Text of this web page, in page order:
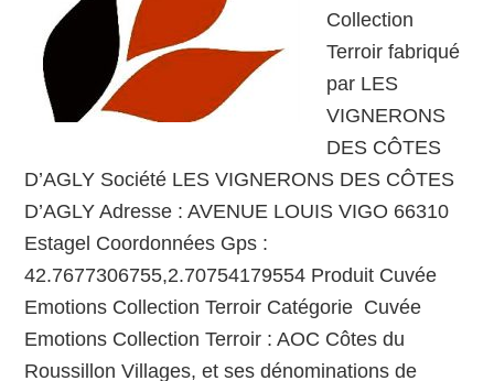
Collection
Terroir fabriqué
par LES
VIGNERONS
DES CÔTES
D’AGLY Société LES VIGNERONS DES CÔTES
D’AGLY Adresse : AVENUE LOUIS VIGO 66310
Estagel Coordonnées Gps :
42.7677306755,2.70754179554 Produit Cuvée
Emotions Collection Terroir Catégorie Cuvée
Emotions Collection Terroir : AOC Côtes du
Roussillon Villages, et ses dénominations de